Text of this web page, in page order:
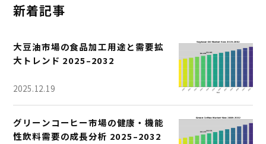
新着記事
大豆油市場の食品加工用途と需要拡
大トレンド 2025–2032
2025.12.19
グリーンコーヒー市場の健康・機能
性飲料需要の成長分析 2025–2032